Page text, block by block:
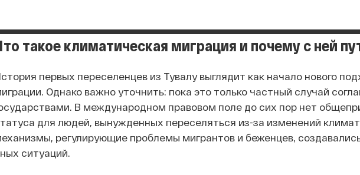
такое климатическая миграция и почему с ней
первых переселенцев из Тувалу выглядит как начало нового
Однако важно уточнить: пока это только частный случай
В международном правовом поле до сих пор нет
для людей, вынужденных переселяться из-за изменений
регулирующие проблемы мигрантов и беженцев,
ситуаций.